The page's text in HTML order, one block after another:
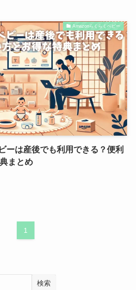
Amazonらくらくベビー
ーは産後でも利用できる？便利
まとめ
1
検索